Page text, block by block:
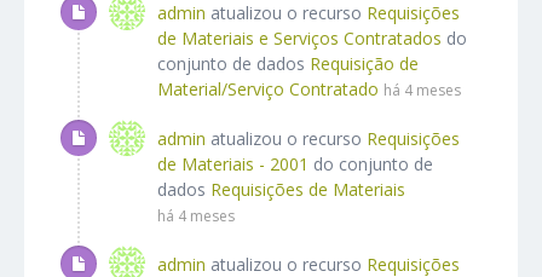
admin atualizou o recurso Requisições
de Materiais e Serviços Contratados do
conjunto de dados Requisição de
Material/Serviço Contratado há 4 meses
admin atualizou o recurso Requisições
de Materiais - 2001 do conjunto de
dados Requisições de Materiais
há 4 meses
admin atualizou o recurso Requisições